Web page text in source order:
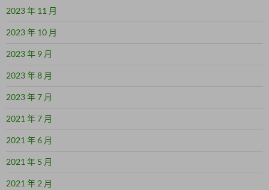
2023 年 11 月
2023 年 10 月
2023 年 9 月
2023 年 8 月
2023 年 7 月
2021 年 7 月
2021 年 6 月
2021 年 5 月
2021 年 2 月